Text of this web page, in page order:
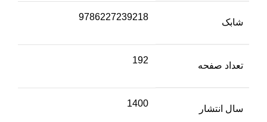
شابک
9786227239218
تعداد صفحه
192
سال انتشار
1400